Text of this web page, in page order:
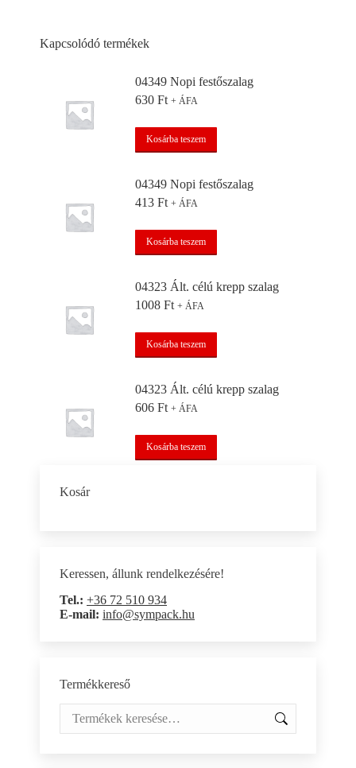
Kapcsolódó termékek
04349 Nopi festőszalag
630 Ft + ÁFA
Kosárba teszem
04349 Nopi festőszalag
413 Ft + ÁFA
Kosárba teszem
04323 Ált. célú krepp szalag
1008 Ft + ÁFA
Kosárba teszem
04323 Ált. célú krepp szalag
606 Ft + ÁFA
Kosárba teszem
Kosár
Keressen, állunk rendelkezésére!
Tel.: +36 72 510 934
E-mail: info@sympack.hu
Termékkereső